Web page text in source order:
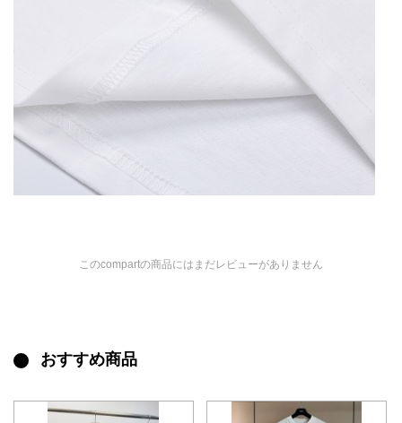
このcompartの商品にはまだレビューがありません
おすすめ商品